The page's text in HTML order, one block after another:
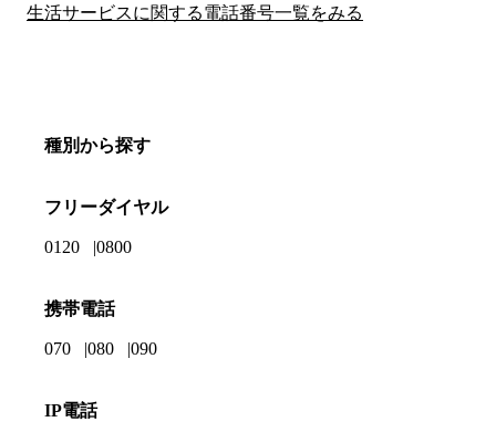
生活サービスに関する電話番号一覧をみる
種別から探す
フリーダイヤル
0120 0800
携帯電話
070 080 090
IP電話